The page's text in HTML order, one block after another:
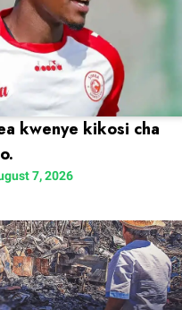
kwenye kikosi cha
7, 2026